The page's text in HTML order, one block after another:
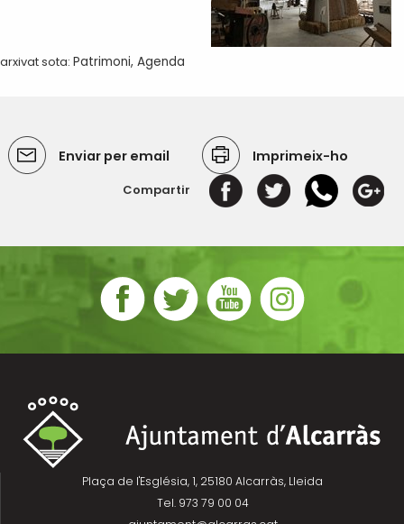
arxivat sota: Patrimoni, Agenda
Enviar per email Imprimeix-ho
Compartir
Plaça de l'Església, 1, 25180 Alcarràs, Lleida
Tel. 973 79 00 04